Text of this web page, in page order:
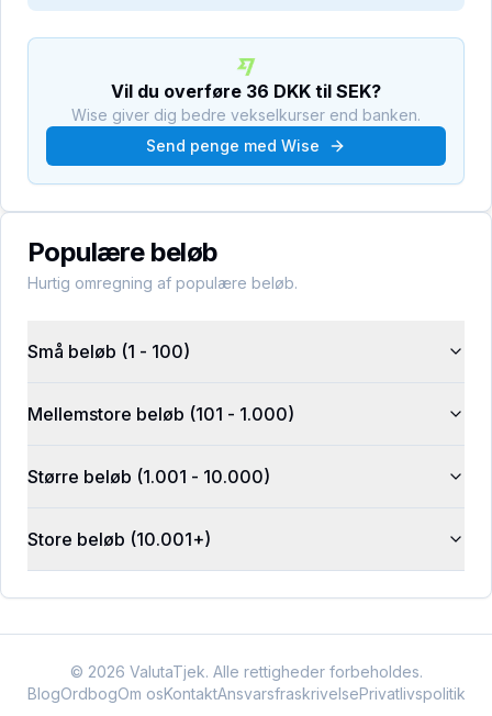
Vil du overføre 36 DKK til SEK?
Wise giver dig bedre vekselkurser end banken.
Send penge med Wise
Populære beløb
Hurtig omregning af populære beløb.
Små beløb (1 - 100)
Mellemstore beløb (101 - 1.000)
Større beløb (1.001 - 10.000)
Store beløb (10.001+)
© 2026 ValutaTjek. Alle rettigheder forbeholdes.
BlogOrdbogOm osKontaktAnsvarsfraskrivelsePrivatlivspolitik